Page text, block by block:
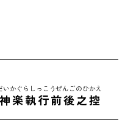
楽執行前後之控
かぐらしっこうぜんごのひかえ